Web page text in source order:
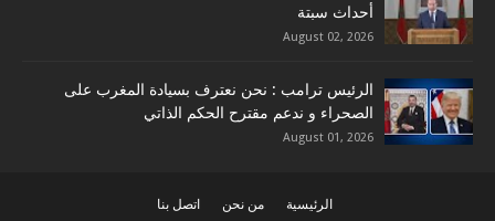
أحداث سبتة
August 02, 2026
الرئيس ترامب : نحن نعترف بسيادة المغرب على
الصحراء و ندعم مقترح الحكم الذاتي
August 01, 2026
الرئيسية من نحن اتصل بنا